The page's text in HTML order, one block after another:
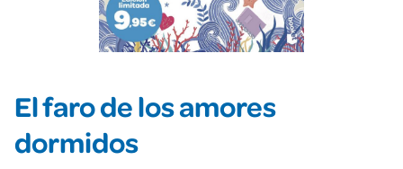
El faro de los amores
dormidos